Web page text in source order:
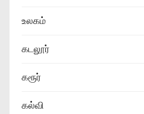
உலகம்
கடலூர்
கரூர்
கல்வி